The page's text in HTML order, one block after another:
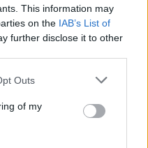
This information may
on the IAB’s List of
further disclose it to other
Outs
of my
under lördagen var
när Adelsö Ölfestival